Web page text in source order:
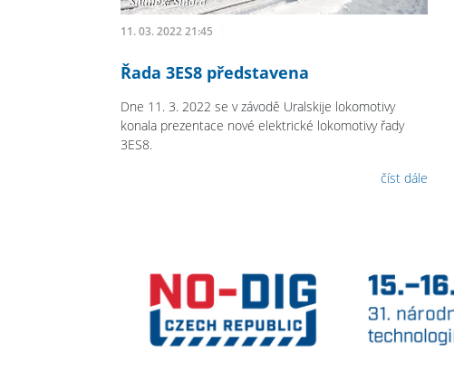
11. 03. 2022 21:45
Řada 3ES8 představena
Dne 11. 3. 2022 se v závodě Uralskije lokomotivy
konala prezentace nové elektrické lokomotivy řady
3ES8.
číst dále